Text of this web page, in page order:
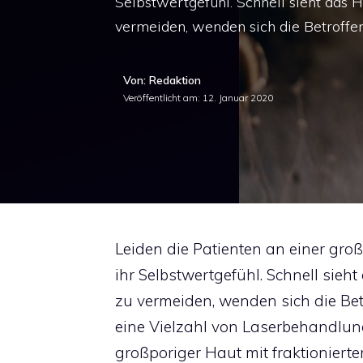
vermeiden, wenden sich die
Von: Redaktion
Veröffentlicht am: 12. Januar 2020
Leiden die Patienten an einer
ihr Selbstwertgefühl. Schnell
zu vermeiden, wenden sich die
eine Vielzahl von
großporiger Haut mit